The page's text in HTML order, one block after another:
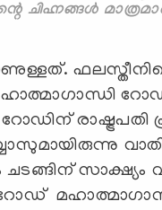
ചിഹ്നങ്ങള്‍
സാക്ഷ്യം